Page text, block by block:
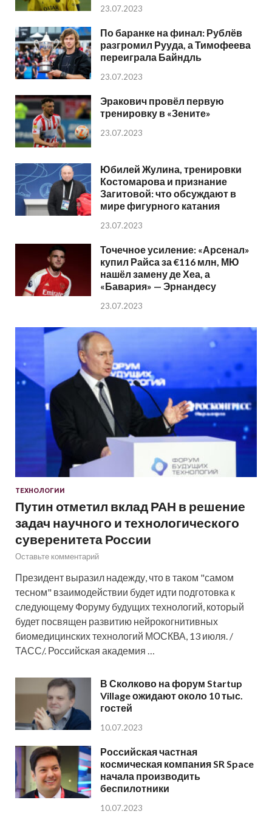
23.07.2023
По баранке на финал: Рублёв
разгромил Рууда, а Тимофеева
переиграла Байндль
23.07.2023
Эракович провёл первую
тренировку в «Зените»
23.07.2023
Юбилей Жулина, тренировки
Костомарова и признание
Загитовой: что обсуждают в
мире фигурного катания
23.07.2023
Точечное усиление: «Арсенал»
купил Райса за €116 млн, МЮ
нашёл замену де Хеа, а
«Бавария» — Эрнандесу
23.07.2023
ТЕХНОЛОГИИ
Путин отметил вклад РАН в решение
задач научного и технологического
суверенитета России
Оставьте комментарий
Президент выразил надежду, что в таком "самом
тесном" взаимодействии будет идти подготовка к
следующему Форуму будущих технологий, который
будет посвящен развитию нейрокогнитивных
биомедицинских технологий МОСКВА, 13 июля. /
ТАСС/. Российская академия …
В Сколково на форум Startup
Village ожидают около 10 тыс.
гостей
10.07.2023
Российская частная
космическая компания SR Space
начала производить
беспилотники
10.07.2023